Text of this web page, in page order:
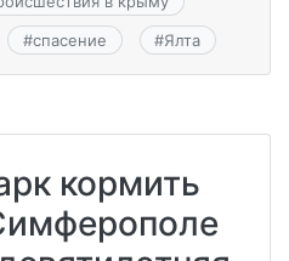
#спасение #Ялта
кормить